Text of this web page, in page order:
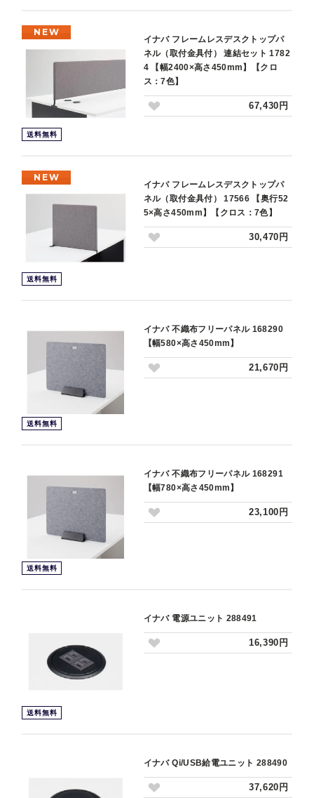
NEW
送料無料
イナバ フレームレスデスクトップパ
ネル（取付金具付） 連結セット 1782
4 【幅2400×高さ450mm】【クロ
ス：7色】
67,430円
NEW
送料無料
イナバ フレームレスデスクトップパ
ネル（取付金具付） 17566 【奥行52
5×高さ450mm】【クロス：7色】
30,470円
送料無料
イナバ 不織布フリーパネル 168290
【幅580×高さ450mm】
21,670円
送料無料
イナバ 不織布フリーパネル 168291
【幅780×高さ450mm】
23,100円
送料無料
イナバ 電源ユニット 288491
16,390円
イナバ Qi/USB給電ユニット 288490
37,620円